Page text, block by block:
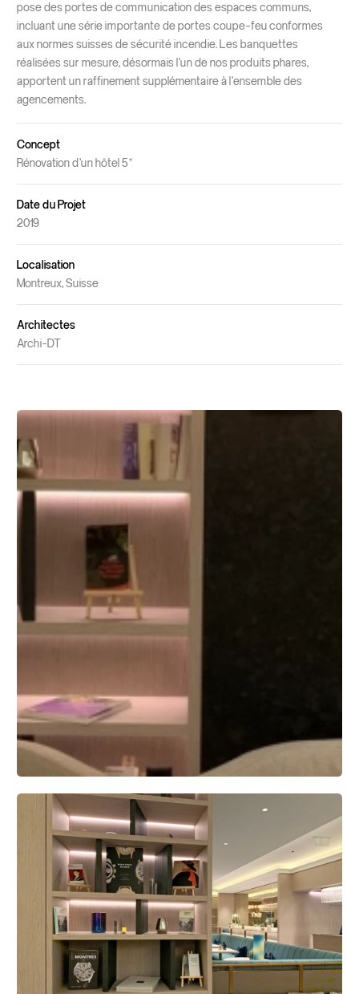
pose des portes de communication des espaces communs,
incluant une série importante de portes coupe-feu conformes
aux normes suisses de sécurité incendie. Les banquettes
réalisées sur mesure, désormais l’un de nos produits phares,
apportent un raffinement supplémentaire à l’ensemble des
agencements.
Concept
Rénovation d’un hôtel 5*
Date du Projet
2019
Localisation
Montreux, Suisse
Architectes
Archi-DT